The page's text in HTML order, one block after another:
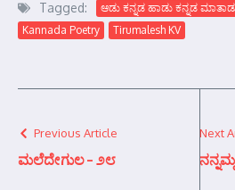
Tagged: ಆಡು ಕನ್ನಡ ಹಾಡು ಕನ್ನಡ
Kannada Poetry
Tirumalesh KV
Previous Article
ಮಲೆದೇಗುಲ – ೨೮
Next